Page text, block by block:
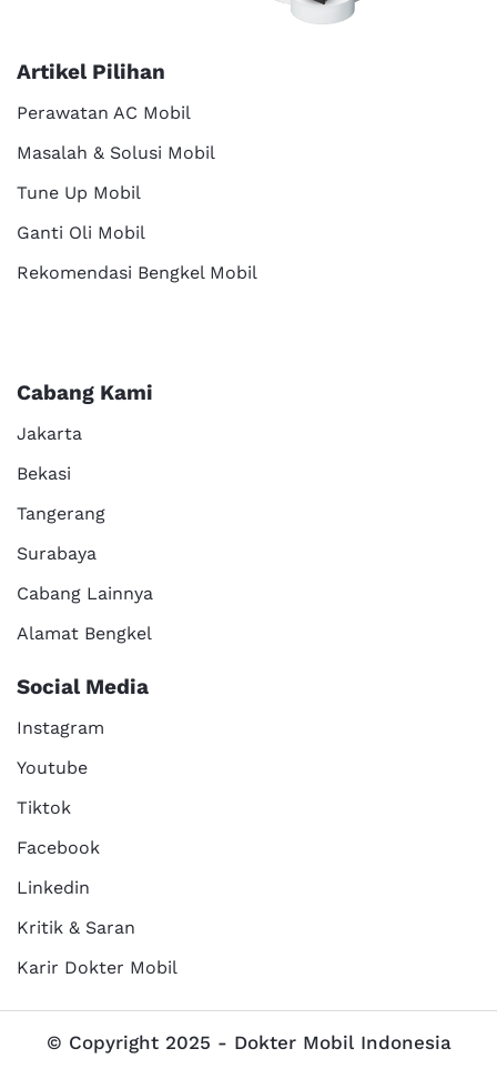
Artikel Pilihan
Perawatan AC Mobil
Masalah & Solusi Mobil
Tune Up Mobil
Ganti Oli Mobil
Rekomendasi Bengkel Mobil
Cabang Kami
Jakarta
Bekasi
Tangerang
Surabaya
Cabang Lainnya
Alamat Bengkel
Social Media
Instagram
Youtube
Tiktok
Facebook
Linkedin
Kritik & Saran
Karir Dokter Mobil
© Copyright 2025 - Dokter Mobil Indonesia